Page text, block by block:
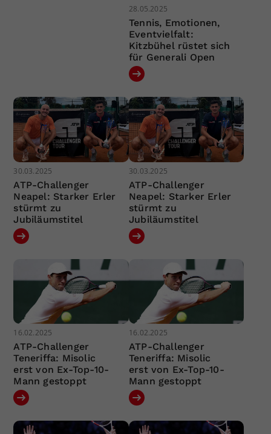
28.05.2025
Tennis, Emotionen,
Eventvielfalt:
Kitzbühel rüstet sich
für Generali Open
30.03.2025
ATP-Challenger
Neapel: Starker Erler
stürmt zu
Jubiläumstitel
30.03.2025
ATP-Challenger
Neapel: Starker Erler
stürmt zu
Jubiläumstitel
16.02.2025
ATP-Challenger
Teneriffa: Misolic
erst von Ex-Top-10-
Mann gestoppt
16.02.2025
ATP-Challenger
Teneriffa: Misolic
erst von Ex-Top-10-
Mann gestoppt